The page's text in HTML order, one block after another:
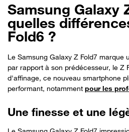
Samsung Galaxy
quelles
Fold6 ?
Le Samsung Galaxy Z Fold7 marque
par rapport à son prédécesseur, le Z
d'affinage, ce nouveau smartphone
performant, notamment pour les
Une finesse et une